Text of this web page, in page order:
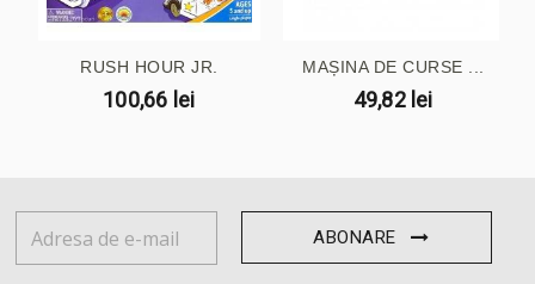
RUSH HOUR JR.
100,66 lei
MAȘINA DE CURSE ...
49,82 lei
ABONARE